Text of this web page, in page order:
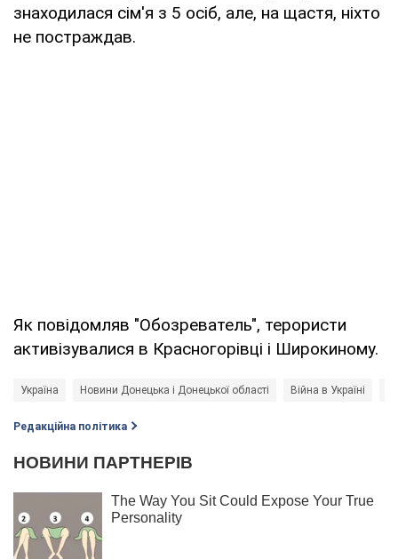
знаходилася сім'я з 5 осіб, але, на щастя, ніхто
не постраждав.
Як повідомляв "Обозреватель", терористи
активізувалися в Красногорівці і Широкиному.
Україна Новини Донецька і Донецької області Війна в Україні
Редакційна політика